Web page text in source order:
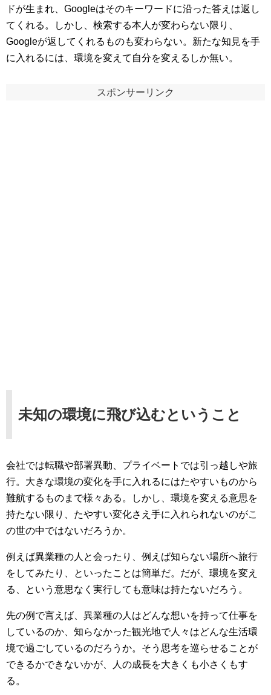
ドが生まれ、Googleはそのキーワードに沿った答えは返し
てくれる。しかし、検索する本人が変わらない限り、
Googleが返してくれるものも変わらない。新たな知見を手
に入れるには、環境を変えて自分を変えるしか無い。
スポンサーリンク
未知の環境に飛び込むということ
会社では転職や部署異動、プライベートでは引っ越しや旅
行。大きな環境の変化を手に入れるにはたやすいものから
難航するものまで様々ある。しかし、環境を変える意思を
持たない限り、たやすい変化さえ手に入れられないのがこ
の世の中ではないだろうか。
例えば異業種の人と会ったり、例えば知らない場所へ旅行
をしてみたり、といったことは簡単だ。だが、環境を変え
る、という意思なく実行しても意味は持たないだろう。
先の例で言えば、異業種の人はどんな想いを持って仕事を
しているのか、知らなかった観光地で人々はどんな生活環
境で過ごしているのだろうか。そう思考を巡らせることが
できるかできないかが、人の成長を大きくも小さくもす
る。